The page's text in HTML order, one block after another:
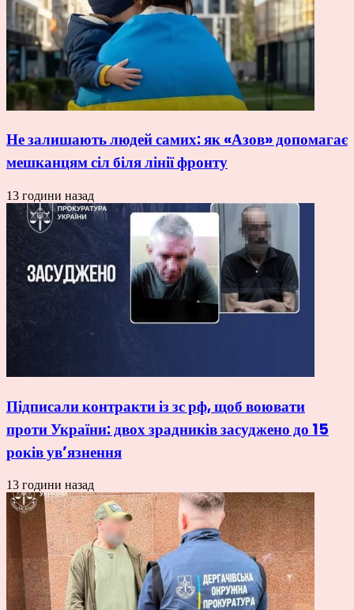
Не залишають людей самих: як «Азов» допомагає
мешканцям сіл біля лінії фронту
13 години назад
Підписали контракти із зс рф, щоб воювати
проти України: двох зрадників засуджено до 15
років ув’язнення
13 години назад